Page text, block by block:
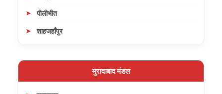
पीलीभीत
शाहजहाँपुर
मुरादाबाद मंडल